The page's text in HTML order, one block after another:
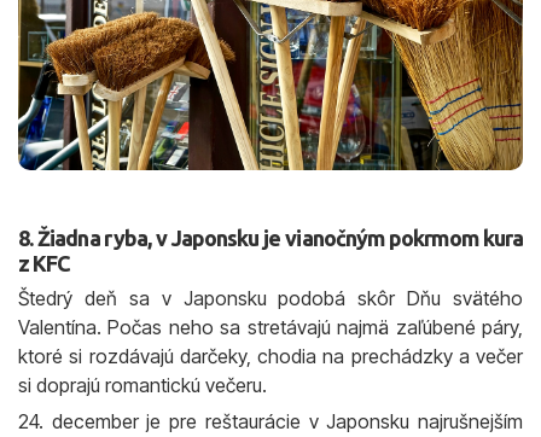
8. Žiadna ryba, v Japonsku je vianočným pokrmom kura
z KFC
Štedrý deň sa v Japonsku podobá skôr Dňu svätého
Valentína. Počas neho sa stretávajú najmä zaľúbené páry,
ktoré si rozdávajú darčeky, chodia na prechádzky a večer
si doprajú romantickú večeru.
24. december je pre reštaurácie v Japonsku najrušnejším